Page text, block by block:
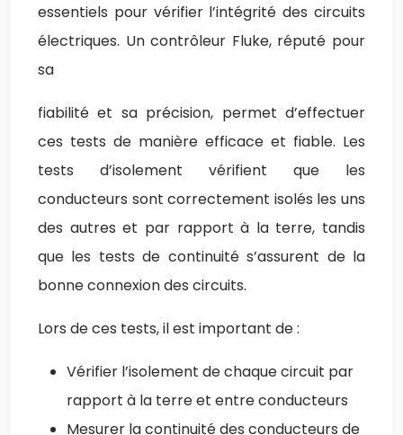
essentiels pour vérifier l’intégrité des circuits
électriques. Un contrôleur Fluke, réputé pour
sa
fiabilité et sa précision, permet d’effectuer
ces tests de manière efficace et fiable. Les
tests d’isolement vérifient que les
conducteurs sont correctement isolés les uns
des autres et par rapport à la terre, tandis
que les tests de continuité s’assurent de la
bonne connexion des circuits.
Lors de ces tests, il est important de :
Vérifier l’isolement de chaque circuit par
rapport à la terre et entre conducteurs
Mesurer la continuité des conducteurs de